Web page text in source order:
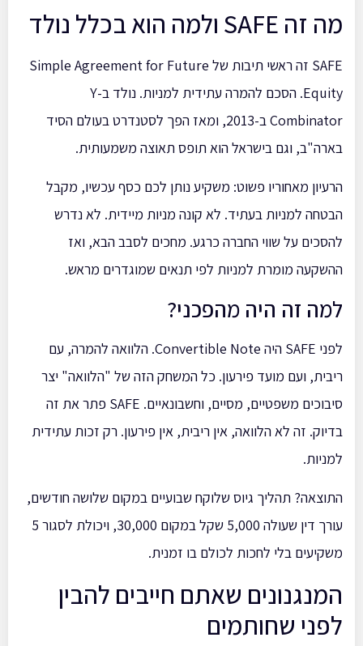
מה זה SAFE ולמה הוא בכלל נולד
SAFE זה ראשי תיבות של Simple Agreement for Future
Equity. הסכם להמרה עתידית למניות. נולד ב-Y
Combinator ב-2013, ומאז הפך לסטנדרט בעולם הסיד
בארה"ב, וגם בישראל הוא תופס תאוצה משמעותית.
הרעיון מאחוריו פשוט: משקיע נותן לכם כסף עכשיו, מקבל
הבטחה למניות בעתיד. לא קונה מניות מיידית. לא נדרש
להסכים על שווי החברה כרגע. מחכים לסבב הבא, ואז
ההשקעה מומרת למניות לפי תנאים שמוגדרים מראש.
למה זה היה מהפכני?
לפני SAFE היה Convertible Note. הלוואה להמרה, עם
ריבית, ועם מועד פירעון. כל המשחק הזה של "הלוואה" יצר
סיבוכים משפטיים, מסיים, וחשבונאיים. SAFE פתר את זה
בדיוק. זה לא הלוואה, אין ריבית, אין פירעון. רק זכות עתידית
למניות.
התוצאה? תהליך גיוס שלוקח שבועיים במקום שלושה חודשים,
עורך דין שעולה 5,000 שקל במקום 30,000, ויכולת לסגור 5
משקיעים בלי לחכות לכולם בו זמנית.
המנגנונים שאתם חייבים להבין
לפני שחותמים